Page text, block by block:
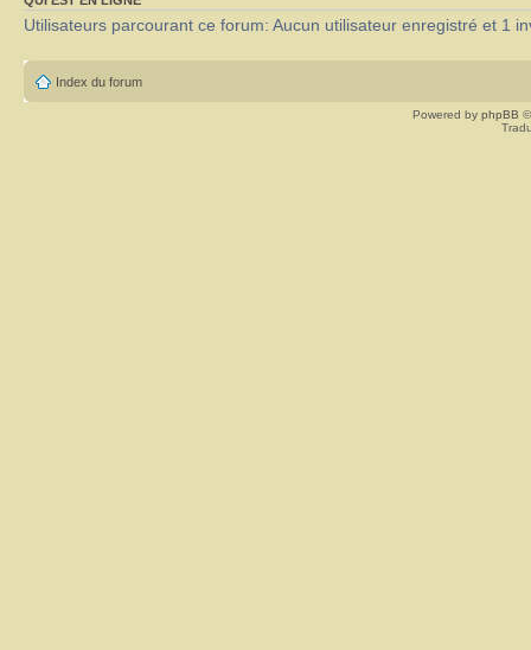
Utilisateurs parcourant ce forum: Aucun utilisateur enregistré et 1
Index du forum
Powered by phpBB